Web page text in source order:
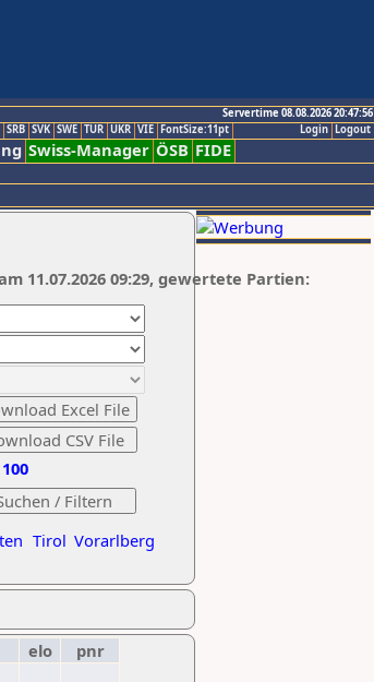
Servertime 08.08.2026 20:47:56
Logout
Login
SRB SVK SWE TUR UKR VIE FontSize:11pt
Swiss-Manager ÖSB FIDE
Tirol Vorarlberg
11.07.2026 09:29, gewertete Partien:
elo
pnr